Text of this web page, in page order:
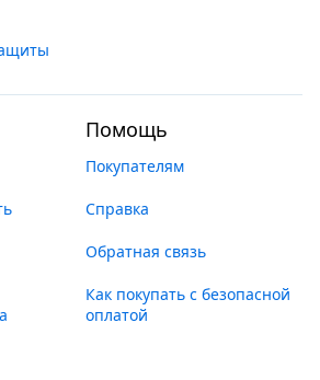
Помощь
Покупателям
Справка
Обратная связь
Как покупать с безопасной
оплатой